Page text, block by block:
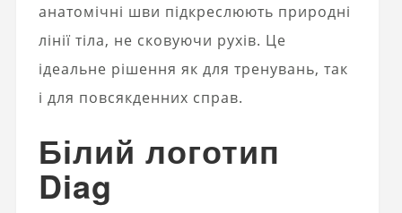
анатомічні шви підкреслюють природні
лінії тіла, не сковуючи рухів. Це
ідеальне рішення як для тренувань, так
і для повсякденних справ.
Білий логотип
Diag